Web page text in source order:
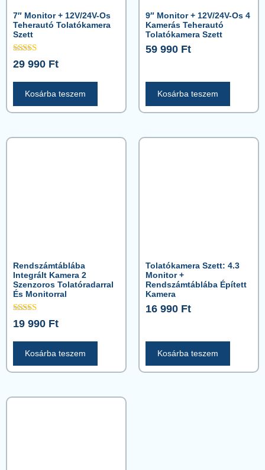
7″ Monitor + 12V/24V-Os
Teherautó Tolatókamera
Szett
Értékelés:
5.00
29 990 Ft
Kosárba teszem
9″ Monitor + 12V/24V-Os 4
Kamerás Teherautó
Tolatókamera Szett
59 990 Ft
Kosárba teszem
Rendszámtáblába
Integrált Kamera 2
Szenzoros Tolatóradarral
És Monitorral
Értékelés:
5.00
19 990 Ft
Kosárba teszem
Tolatókamera Szett: 4.3
Monitor +
Rendszámtáblába Épített
Kamera
16 990 Ft
Kosárba teszem